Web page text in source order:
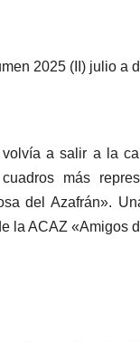
2025 (II) julio a
volvía a salir a la
más
del Azafrán».
la ACAZ «Amigos